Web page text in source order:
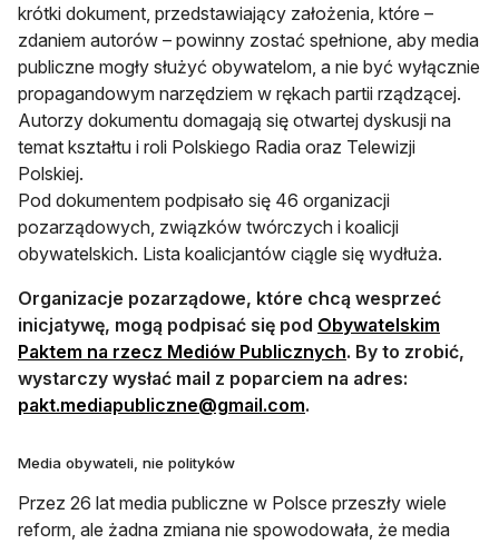
krótki dokument, przedstawiający założenia, które –
zdaniem autorów – powinny zostać spełnione, aby media
publiczne mogły służyć obywatelom, a nie być wyłącznie
propagandowym narzędziem w rękach partii rządzącej.
Autorzy dokumentu domagają się otwartej dyskusji na
temat kształtu i roli Polskiego Radia oraz Telewizji
Polskiej.
Pod dokumentem podpisało się 46 organizacji
pozarządowych, związków twórczych i koalicji
obywatelskich. Lista koalicjantów ciągle się wydłuża.
Organizacje pozarządowe, które chcą wesprzeć
inicjatywę, mogą podpisać się pod Obywatelskim
Paktem na rzecz Mediów Publicznychotwiera się w
. By to zrobić,
wystarczy wysłać mail z poparciem na adres:
pakt.mediapubliczne@gmail.com.
Media obywateli, nie polityków
Przez 26 lat media publiczne w Polsce przeszły wiele
reform, ale żadna zmiana nie spowodowała, że media